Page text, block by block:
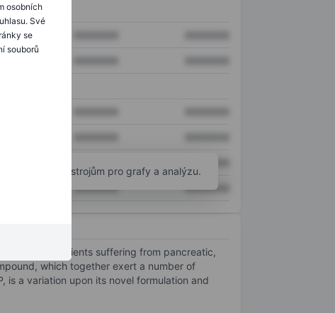
osobních
Své
se
souborů
XXXXXXX XXXXXXX
nástrojům pro grafy a analýzu.
for patients suffering from pancreatic,
which together exert a number of
a variation upon its novel formulation and